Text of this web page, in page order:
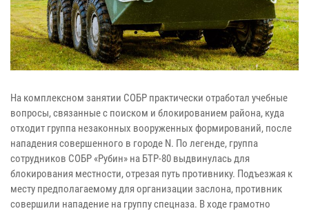
На комплексном занятии СОБР практически отработал учебные
вопросы, связанные с поиском и блокированием района, куда
отходит группа незаконных вооруженных формирований, после
нападения совершенного в городе N. По легенде, группа
сотрудников СОБР «Рубин» на БТР-80 выдвинулась для
блокирования местности, отрезая путь противнику. Подъезжая к
месту предполагаемому для организации заслона, противник
совершили нападение на группу спецназа. В ходе грамотно